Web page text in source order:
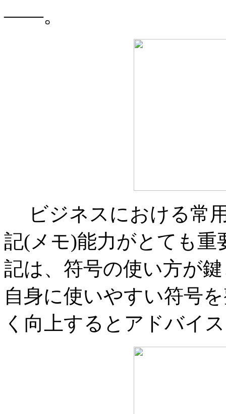
――。
ビジネスにおける常
記(メモ)能力がとても重
記は、符号の使い方が
自身に使いやすい符号
く向上するとアドバイ